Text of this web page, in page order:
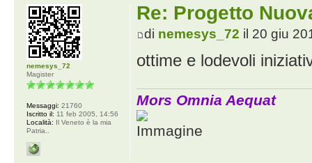
Re: Progetto
di nemesys_72 il 20 giu
ottime e lodevoli
Mors Omnia Aequat
nemesys_72
Magister
Messaggi: 21760
Iscritto il: 11 feb 2005, 14:56
Località: Il Veneto è la mia
Patria..